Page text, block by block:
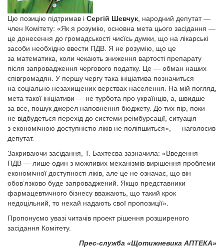
Цю позицію підтримав і Сергій Шевчук , народний депутат —
член Комітету: «Як я розумію, основна мета цього засідання —
це донесення до громадськості чиєїсь думки, що на лікарські
засоби необхідно ввести ПДВ. Я не розумію, що це
за математика, коли чекають зниження вартості препарату
після запровадження чергового податку. Це — обман наших
співгромадян. У першу чергу така ініціатива позначиться
на соціально незахищених верствах населення. На мій погляд,
мета такої ініціативи — не турбота про українців, а, швидше
за все, пошук джерел наповнення бюджету. До тих пір, поки
не відбудеться перехід до системи реімбурсації, ситуація
з економічною доступністю ліків не поліпшиться», — наголосив
депутат.
Закриваючи засідання, Т. Бахтеєва зазначила: «Введення
ПДВ — лише один з можливих механізмів вирішення проблеми
економічної доступності ліків, але це не означає, що він
обов’язково буде запроваджений. Якщо представники
фармацевтичного бізнесу вважають, що такий крок
недоцільний, то нехай надають свої пропозиції».
Пропонуємо увазі читачів проект рішення розширеного
засідання Комітету.
Прес-служба «Щотижневика АПТЕКА»